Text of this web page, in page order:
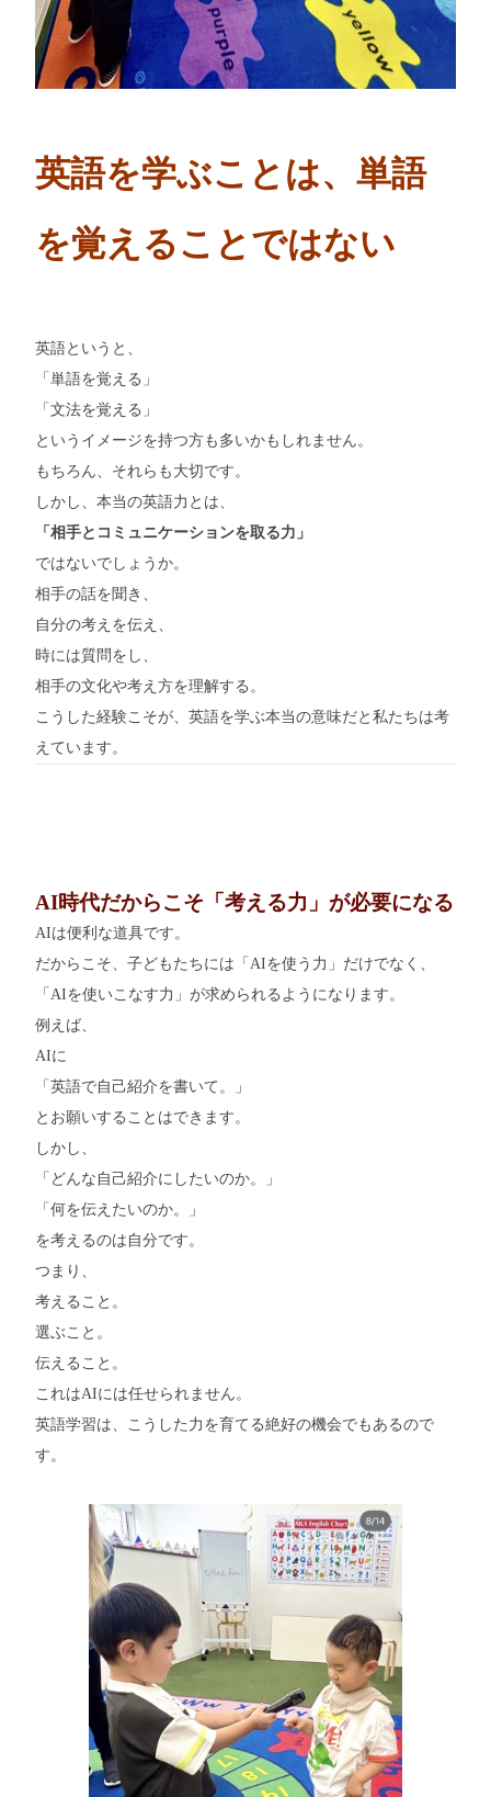
英語を学ぶことは、単語
を覚えることではない
英語というと、
「単語を覚える」
「文法を覚える」
というイメージを持つ方も多いかもしれません。
もちろん、それらも大切です。
しかし、本当の英語力とは、
「相手とコミュニケーションを取る力」
ではないでしょうか。
相手の話を聞き、
自分の考えを伝え、
時には質問をし、
相手の文化や考え方を理解する。
こうした経験こそが、英語を学ぶ本当の意味だと私たちは考
えています。
AI時代だからこそ「考える力」が必要になる
AIは便利な道具です。
だからこそ、子どもたちには「AIを使う力」だけでなく、
「AIを使いこなす力」が求められるようになります。
例えば、
AIに
「英語で自己紹介を書いて。」
とお願いすることはできます。
しかし、
「どんな自己紹介にしたいのか。」
「何を伝えたいのか。」
を考えるのは自分です。
つまり、
考えること。
選ぶこと。
伝えること。
これはAIには任せられません。
英語学習は、こうした力を育てる絶好の機会でもあるので
す。